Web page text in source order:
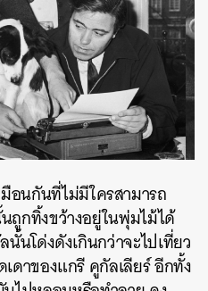
อนกันที่ไม่มีใครสามารถ
ถูกทิ้งขว้างอยู่ในพุ่มไม้ได้
นั้นโด่งดังเกินกว่าจะไปเที่ยว
ดาของแกรี คูกัลเลียร์ อีกทั้ง